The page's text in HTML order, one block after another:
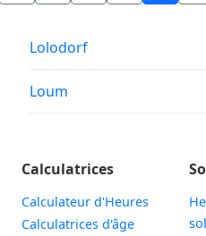
Heures de lever et
Lolodorf
Heures de lever et
Loum
Calculatrices
Calculateur d'Heures
Calculatrices d'âge